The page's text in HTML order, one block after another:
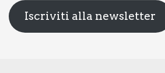
Iscriviti alla newsletter